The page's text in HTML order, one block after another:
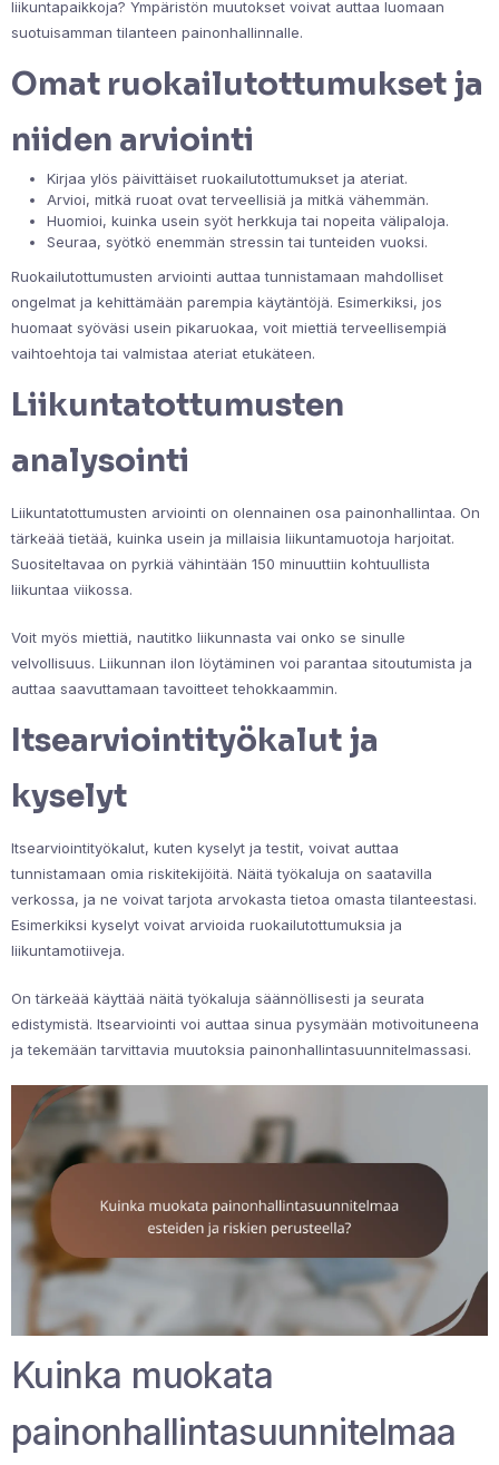
liikuntapaikkoja? Ympäristön muutokset voivat auttaa luomaan
suotuisamman tilanteen painonhallinnalle.
Omat ruokailutottumukset ja
niiden arviointi
Kirjaa ylös päivittäiset ruokailutottumukset ja ateriat.
Arvioi, mitkä ruoat ovat terveellisiä ja mitkä vähemmän.
Huomioi, kuinka usein syöt herkkuja tai nopeita välipaloja.
Seuraa, syötkö enemmän stressin tai tunteiden vuoksi.
Ruokailutottumusten arviointi auttaa tunnistamaan mahdolliset
ongelmat ja kehittämään parempia käytäntöjä. Esimerkiksi, jos
huomaat syöväsi usein pikaruokaa, voit miettiä terveellisempiä
vaihtoehtoja tai valmistaa ateriat etukäteen.
Liikuntatottumusten
analysointi
Liikuntatottumusten arviointi on olennainen osa painonhallintaa. On
tärkeää tietää, kuinka usein ja millaisia liikuntamuotoja harjoitat.
Suositeltavaa on pyrkiä vähintään 150 minuuttiin kohtuullista
liikuntaa viikossa.
Voit myös miettiä, nautitko liikunnasta vai onko se sinulle
velvollisuus. Liikunnan ilon löytäminen voi parantaa sitoutumista ja
auttaa saavuttamaan tavoitteet tehokkaammin.
Itsearviointityökalut ja
kyselyt
Itsearviointityökalut, kuten kyselyt ja testit, voivat auttaa
tunnistamaan omia riskitekijöitä. Näitä työkaluja on saatavilla
verkossa, ja ne voivat tarjota arvokasta tietoa omasta tilanteestasi.
Esimerkiksi kyselyt voivat arvioida ruokailutottumuksia ja
liikuntamotiiveja.
On tärkeää käyttää näitä työkaluja säännöllisesti ja seurata
edistymistä. Itsearviointi voi auttaa sinua pysymään motivoituneena
ja tekemään tarvittavia muutoksia painonhallintasuunnitelmassasi.
Kuinka muokata
painonhallintasuunnitelmaa